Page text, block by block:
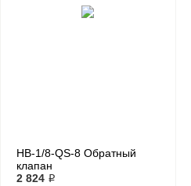
HB-1/8-QS-8 Обратный
клапан
2 824 ₽